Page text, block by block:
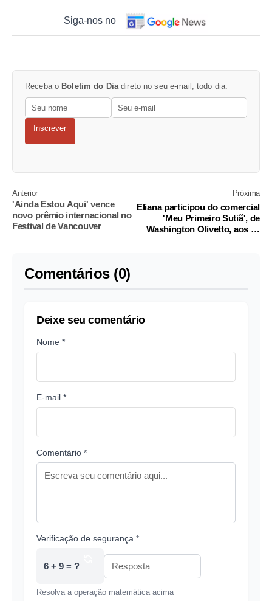
Siga-nos no
Receba o Boletim do Dia direto no seu e-mail, todo dia.
Inscrever
Anterior
'Ainda Estou Aqui' vence
novo prêmio internacional no
Festival de Vancouver
Próxima
Eliana participou do comercial
'Meu Primeiro Sutiã', de
Washington Olivetto, aos 14
Comentários (0)
Deixe seu comentário
Nome *
E-mail *
Comentário *
Verificação de segurança *
6 + 9 = ?
Resolva a operação matemática acima